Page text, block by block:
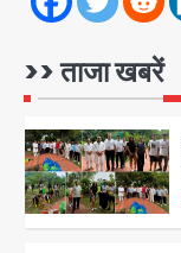
>> ताजा खबरें
1
2